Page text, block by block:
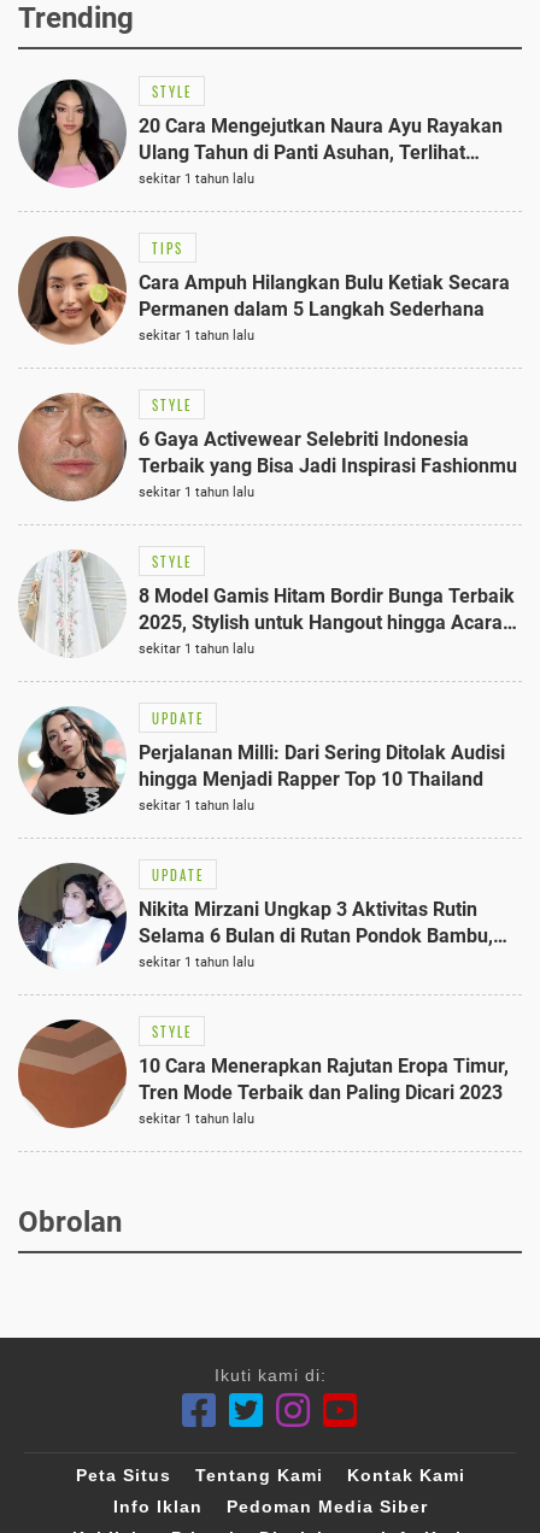
Trending
STYLE
20 Cara Mengejutkan Naura Ayu Rayakan
Ulang Tahun di Panti Asuhan, Terlihat
Anggun dengan Kaftan Cokelat
sekitar 1 tahun lalu
TIPS
Cara Ampuh Hilangkan Bulu Ketiak Secara
Permanen dalam 5 Langkah Sederhana
sekitar 1 tahun lalu
STYLE
6 Gaya Activewear Selebriti Indonesia
Terbaik yang Bisa Jadi Inspirasi Fashionmu
sekitar 1 tahun lalu
STYLE
8 Model Gamis Hitam Bordir Bunga Terbaik
2025, Stylish untuk Hangout hingga Acara
Semi-Formal
sekitar 1 tahun lalu
UPDATE
Perjalanan Milli: Dari Sering Ditolak Audisi
hingga Menjadi Rapper Top 10 Thailand
sekitar 1 tahun lalu
UPDATE
Nikita Mirzani Ungkap 3 Aktivitas Rutin
Selama 6 Bulan di Rutan Pondok Bambu,
Terungkap!
sekitar 1 tahun lalu
STYLE
10 Cara Menerapkan Rajutan Eropa Timur,
Tren Mode Terbaik dan Paling Dicari 2023
sekitar 1 tahun lalu
Obrolan
Ikuti kami di:
Peta Situs Tentang Kami
Kontak Kami
Info Iklan
Pedoman Media Siber